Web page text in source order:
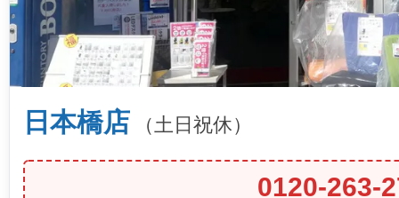
日本橋店 （土日祝休）
0120-263-